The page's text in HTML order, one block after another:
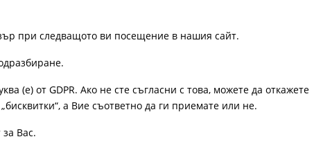
при следващото ви посещение в нашия сайт.
(е) от GDPR. Ако не сте съгласни с това, можете да откажете
а Вие съответно да ги приемате или не.
Вас.